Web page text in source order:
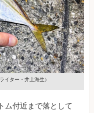
イター・井上海生）
ム付近まで落として